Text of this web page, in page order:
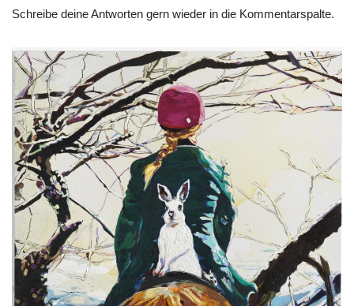
Schreibe deine Antworten gern wieder in die Kommentarspalte.